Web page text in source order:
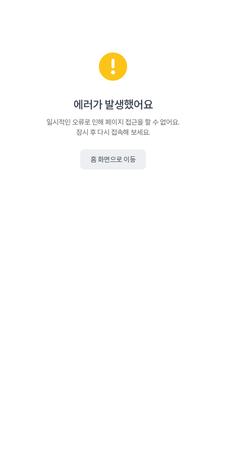
에러가 발생했어요
일시적인 오류로 인해 페이지 접근을 할 수 없어요.
잠시 후 다시 접속해 보세요.
홈 화면으로 이동